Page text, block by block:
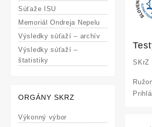
Súťaže ISU
Memoriál Ondreja Nepelu
Výsledky súťaží – archív
Výsledky súťaží –
štatistiky
ORGÁNY SKRZ
Výkonný výbor
SKrZ